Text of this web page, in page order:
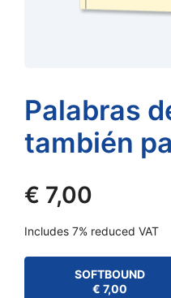
Palabras
también
€ 7,00
Includes 7% reduced VAT
SOFTBOUND
€ 7,00